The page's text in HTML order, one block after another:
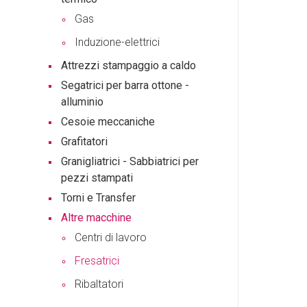
Gas
Induzione-elettrici
Attrezzi stampaggio a caldo
Segatrici per barra ottone -
alluminio
Cesoie meccaniche
Grafitatori
Granigliatrici - Sabbiatrici per
pezzi stampati
Torni e Transfer
Altre macchine
Centri di lavoro
Fresatrici
Ribaltatori